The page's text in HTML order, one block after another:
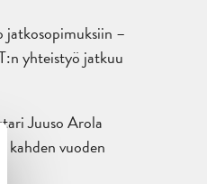
jatkosopimuksiin –
yhteistyö jatkuu
Juuso Arola
kahden vuoden